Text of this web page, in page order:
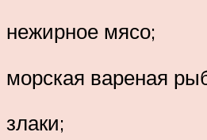
нежирное мясо;
морская вареная
злаки;